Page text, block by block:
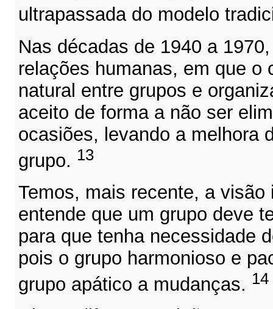
ultrapassada do modelo
Nas décadas de 1940 a
relações humanas, em que o
natural entre grupos e
aceito de forma a não ser
ocasiões, levando a melhora
grupo. 13
Temos, mais recente, a
entende que um grupo deve
para que tenha necessidade
pois o grupo harmonioso e
grupo apático a mudanças. 14